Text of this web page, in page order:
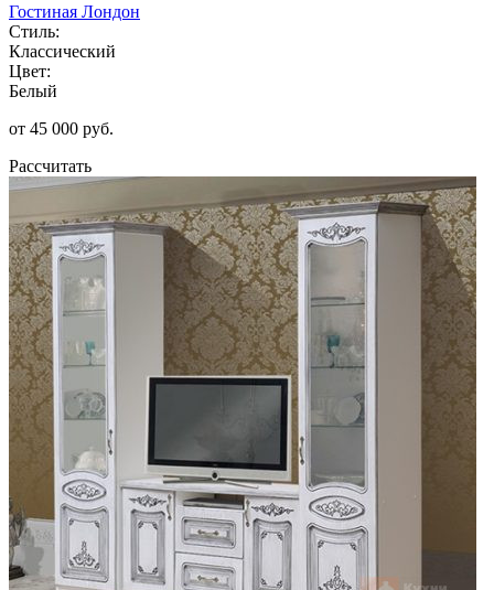
Гостиная Лондон
Стиль:
Классический
Цвет:
Белый
от 45 000 руб.
Рассчитать